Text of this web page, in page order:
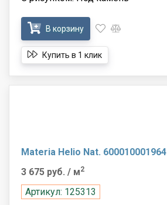
В корзину
Купить в 1 клик
Materia Helio Nat. 600010001964
3 675 руб. / м2
Артикул: 125313